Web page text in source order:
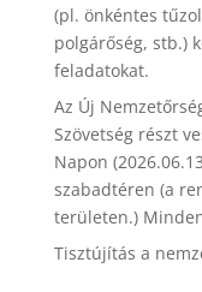
(pl. önkéntes
polgárőség, stb.)
feladatokat.
Az Új
Szövetség részt
Napon
szabadtéren (a
területen.)
Tisztújítás a